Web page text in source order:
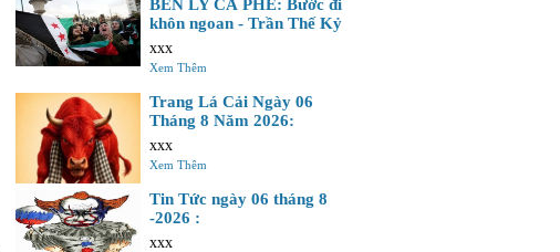
BÊN LY CÀ PHÊ: Bước đi
khôn ngoan - Trần Thế Kỷ
xxx
Xem Thêm
Trang Lá Cải Ngày 06
Tháng 8 Năm 2026:
xxx
Xem Thêm
Tin Tức ngày 06 tháng 8
-2026 :
xxx